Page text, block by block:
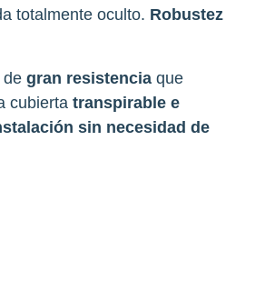
totalmente oculto. Robustez
degran resistencia que
cubierta transpirable e
sin necesidad de